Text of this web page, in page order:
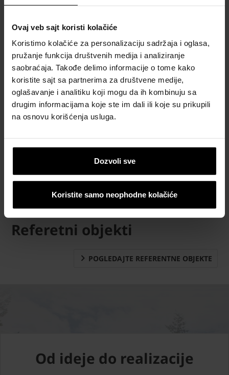
Ovaj veb sajt koristi kolačiće
Koristimo kolačiće za personalizaciju sadržaja i oglasa,
pružanje funkcija društvenih medija i analiziranje
saobraćaja. Takođe delimo informacije o tome kako
koristite sajt sa partnerima za društvene medije,
oglašavanje i analitiku koji mogu da ih kombinuju sa
drugim informacijama koje ste im dali ili koje su prikupili
na osnovu korišćenja usluga.
Dozvoli sve
Koristite samo neophodne kolačiće
Semmelrock
behaton
Naručite
besplatni
proračun
Katalozi,
tehnička
Referetni objekti
POGLEDAJTE REFERENTNE OBJEKTE
Od ideje do realizacije